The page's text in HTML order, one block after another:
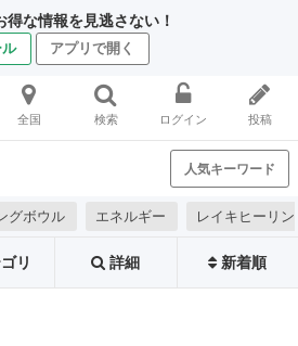
得な情報を見逃さない！
アプリで開く
全国 検索 ログイン 投稿
人気キーワード
グボウル エネルギー レイキヒーリン
リ 詳細 新着順